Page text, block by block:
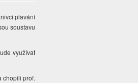
plavání
soustavu
využívat
chopili prof.